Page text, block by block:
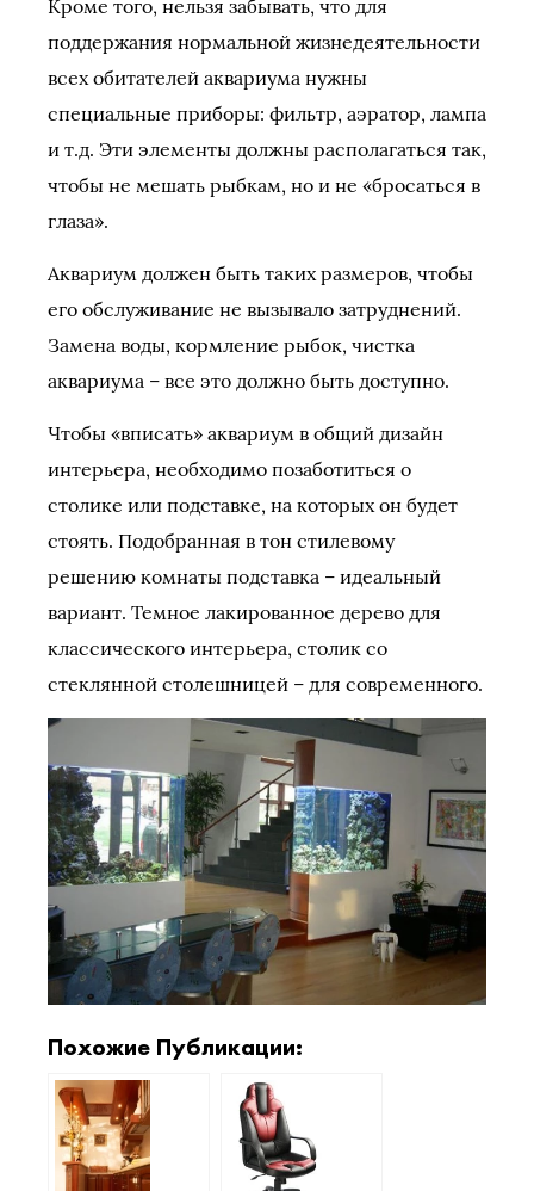
Кроме того, нельзя забывать, что для
поддержания нормальной жизнедеятельности
всех обитателей аквариума нужны
специальные приборы: фильтр, аэратор, лампа
и т.д. Эти элементы должны располагаться так,
чтобы не мешать рыбкам, но и не «бросаться в
глаза».
Аквариум должен быть таких размеров, чтобы
его обслуживание не вызывало затруднений.
Замена воды, кормление рыбок, чистка
аквариума – все это должно быть доступно.
Чтобы «вписать» аквариум в общий дизайн
интерьера, необходимо позаботиться о
столике или подставке, на которых он будет
стоять. Подобранная в тон стилевому
решению комнаты подставка – идеальный
вариант. Темное лакированное дерево для
классического интерьера, столик со
стеклянной столешницей – для современного.
Похожие Публикации: